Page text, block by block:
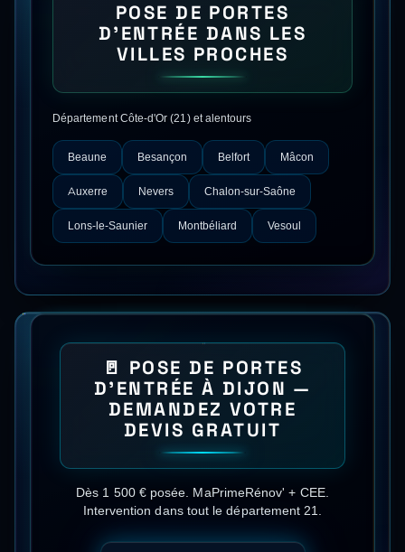
POSE DE PORTES
D'ENTRÉE DANS LES
VILLES PROCHES
DépartementCôte-d'Or (21) et alentours
Beaune Besançon Belfort Mâcon
Auxerre Nevers Chalon-sur-Saône
Lons-le-Saunier Montbéliard Vesoul
🚪 POSE DE PORTES
D'ENTRÉE À DIJON —
DEMANDEZ VOTRE
DEVIS GRATUIT
Dès 1 500 € posée. MaPrimeRénov' + CEE.
Intervention dans tout le département21.